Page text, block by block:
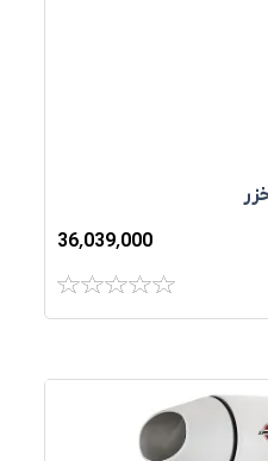
36٬039٬000